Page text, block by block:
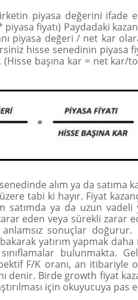
piyasa değerini ifade
fiyatı) Paydadaki
piyasa değeri / net kar
hisse senedinin piyasa
başına kar = net kar/
alım ya da satıma
tabi ki hayır. Fiyat
satımda ya da uzun vadeli
eden veya sürekli zarar
sonuçlar
yatırım yapmak daha
bulunmakta.
F/K oranı, an itibariyle
denir. Birde growth fiyat
için okuyucuya pas